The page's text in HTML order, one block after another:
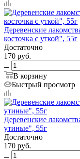
Деревенские
косточка с уткой", 55г
Достаточно
170 руб.
В корзину
Быстрый просмотр
Деревенские
утиные", 55г
Достаточно
170 руб.